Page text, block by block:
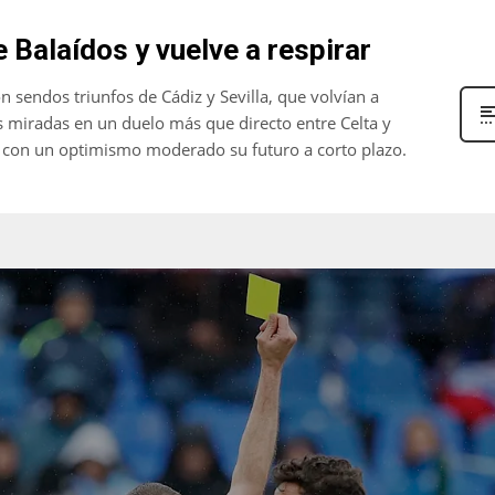
Balaídos y vuelve a respirar
sendos triunfos de Cádiz y Sevilla, que volvían a
en un duelo más que directo entre Celta y
un optimismo moderado su futuro a corto plazo.